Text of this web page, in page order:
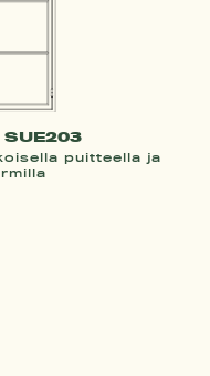
puitteella ja